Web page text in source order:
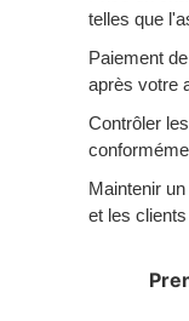
telles que
Paiement
après votre
Contrôler
Maintenir
et les clients